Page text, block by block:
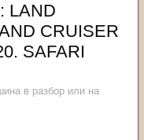
LAND
CRUISER
SAFARI
в разбор или на